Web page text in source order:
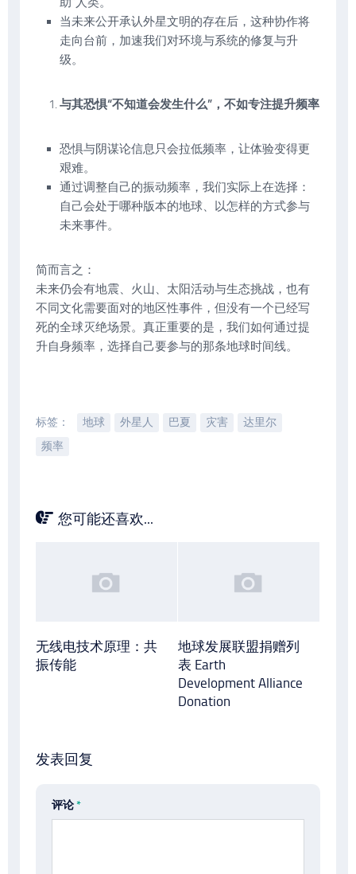
当未来公开承认外星文明的存在后，这种协作将
走向台前，加速我们对环境与系统的修复与升
级。
与其恐惧“不知道会发生什么”，不如专注提升频率
恐惧与阴谋论信息只会拉低频率，让体验变得更
艰难。
通过调整自己的振动频率，我们实际上在选择：
自己会处于哪种版本的地球、以怎样的方式参与
未来事件。
简而言之：
未来仍会有地震、火山、太阳活动与生态挑战，也有
不同文化需要面对的地区性事件，但没有一个已经写
死的全球灭绝场景。真正重要的是，我们如何通过提
升自身频率，选择自己要参与的那条地球时间线。
标签： 地球 外星人 巴夏 灾害
达里尔
频率
您可能还喜欢...
无线电技术原理：共
振传能
地球发展联盟捐赠列
表 Earth
Development Alliance
Donation
发表回复
评论*